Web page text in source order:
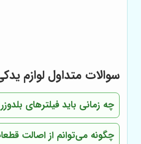
سوالات متداول لوازم یدکی
چه زمانی باید فیلترهای
چگونه می‌توانم از اصالت